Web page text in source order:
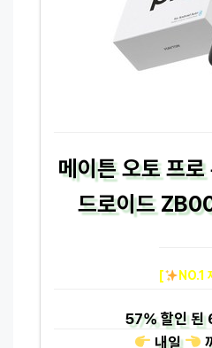
메이튼 오토 프
드로이드
[ NO.1
57%할인 된
내일